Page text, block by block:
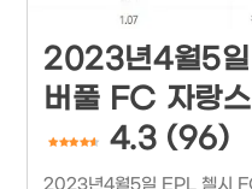
2023년4월5
버풀 FC 자랑
4.3 (96)